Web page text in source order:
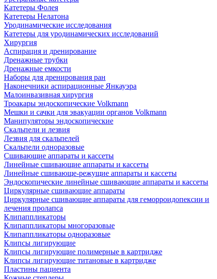
Катетеры Фолея
Катетеры Нелатона
Уродинамические исследования
Катетеры для уродинамических исследований
Хирургия
Аспирация и дренирование
Дренажные трубки
Дренажные емкости
Наборы для дренирования ран
Наконечники аспирационные Янкауэра
Малоинвазивная хирургия
Троакары эндоскопические Volkmann
Мешки и сачки для эвакуации органов Volkmann
Манипуляторы эндоскопические
Скальпели и лезвия
Лезвия для скальпелей
Скальпели одноразовые
Сшивающие аппараты и кассеты
Линейные сшивающие аппараты и кассеты
Линейные сшивающе-режущие аппараты и кассеты
Эндоскопические линейные сшивающие аппараты и кассеты
Циркулярные сшивающие аппараты
Циркулярные сшивающие аппараты для геморроидопексии и
лечения пролапса
Клипаппликаторы
Клипаппликаторы многоразовые
Клипаппликаторы одноразовые
Клипсы лигирующие
Клипсы лигирующие полимерные в картридже
Клипсы лигирующие титановые в картридже
Пластины пациента